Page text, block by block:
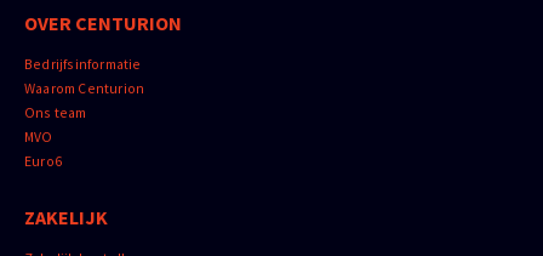
OVER CENTURION
Bedrijfsinformatie
Waarom Centurion
Ons team
MVO
Euro6
ZAKELIJK